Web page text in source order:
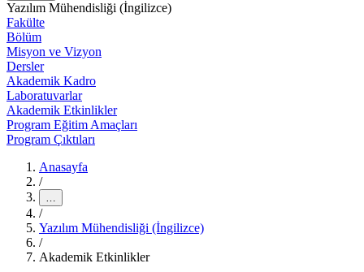
Yazılım Mühendisliği (İngilizce)
Fakülte
Bölüm
Misyon ve Vizyon
Dersler
Akademik Kadro
Laboratuvarlar
Akademik Etkinlikler
Program Eğitim Amaçları
Program Çıktıları
Anasayfa
/
…
/
Yazılım Mühendisliği (İngilizce)
/
Akademik Etkinlikler